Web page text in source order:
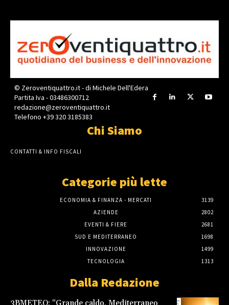
© Zeroventiquattro.it - di Michele Dell'Edera
Partita Iva - 03486300712
redazione@zeroventiquattro.it
Telefono +39 320 3185383
Chi Siamo
CONTATTI & INFO FISCALI
Categorie più lette
ECONOMIA & FINANZA - MERCATI
3139
AZIENDE
2802
EVENTI & FIERE
2681
SUD E MEDITERRANEO
1698
INNOVAZIONE
1499
TECNOLOGIA
1313
Dalla Redazione